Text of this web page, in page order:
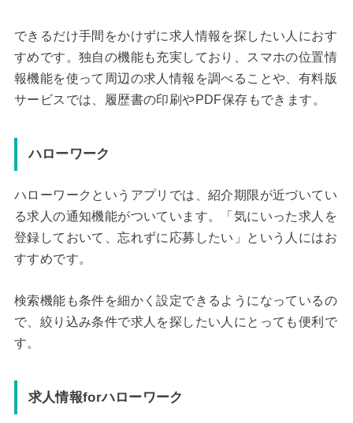
できるだけ手間をかけずに求人情報を探したい人におす
すめです。独自の機能も充実しており、スマホの位置情
報機能を使って周辺の求人情報を調べることや、有料版
サービスでは、履歴書の印刷やPDF保存もできます。
ハローワーク
ハローワークというアプリでは、紹介期限が近づいてい
る求人の通知機能がついています。「気にいった求人を
登録しておいて、忘れずに応募したい」という人にはお
すすめです。
検索機能も条件を細かく設定できるようになっているの
で、絞り込み条件で求人を探したい人にとっても便利で
す。
求人情報forハローワーク